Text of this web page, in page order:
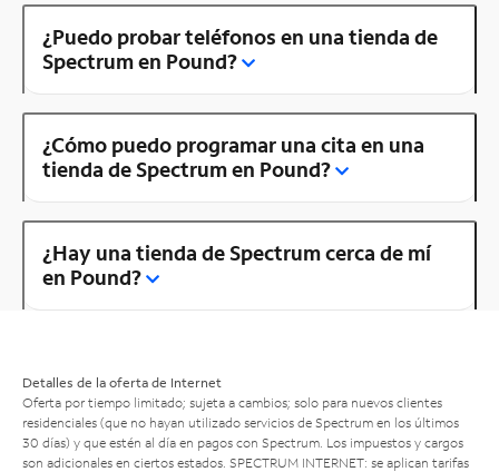
¿Puedo probar teléfonos en una tienda de
Spectrum en Pound?
¿Cómo puedo programar una cita en una
tienda de Spectrum en Pound?
¿Hay una tienda de Spectrum cerca de mí
en Pound?
Detalles de la oferta de Internet
Oferta por tiempo limitado; sujeta a cambios; solo para nuevos clientes
residenciales (que no hayan utilizado servicios de Spectrum en los últimos
30 días) y que estén al día en pagos con Spectrum. Los impuestos y cargos
son adicionales en ciertos estados. SPECTRUM INTERNET: se aplican tarifas